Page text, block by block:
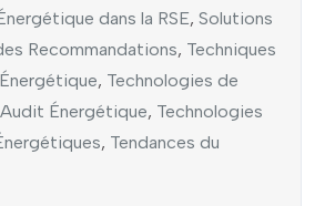
dans la RSE, Solutions
Recommandations, Techniques
, Technologies de
Énergétique, Technologies
, Tendances du